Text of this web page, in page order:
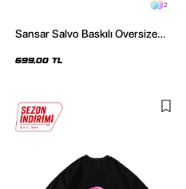
2
Sansar Salvo Baskılı Oversize
699,00 TL